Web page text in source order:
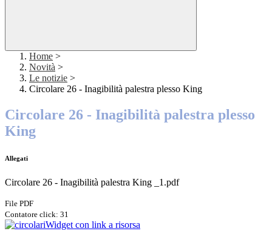
Home >
Novità >
Le notizie >
Circolare 26 - Inagibilità palestra plesso King
Circolare 26 - Inagibilità palestra plesso
King
Allegati
Circolare 26 - Inagibilità palestra King _1.pdf
File PDF
Contatore click: 31
Widget con link a risorsa